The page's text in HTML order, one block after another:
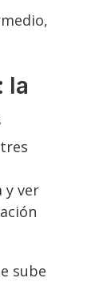
la
y ver
sube